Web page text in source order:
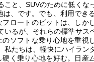
と、SUVのために低くな
、です。でも、利用でき
ロートのビットは、しか
るが、それらの標準サス
ソフトな乗り心地を重視
私たちは、軽快にハイラン
く乗り心地を好む。日産